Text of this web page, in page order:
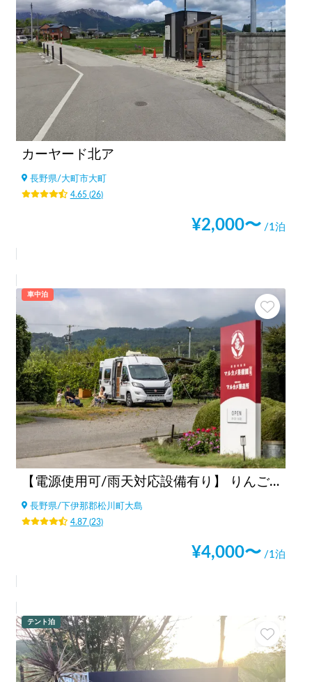
カーヤード北ア
長野県/大町市大町
4.65(26)
¥2,000〜 /1泊
車中泊
【電源使用可/雨天対応設備有り】 りんご焚火の駅 マルカメ果樹園
長野県/下伊那郡松川町大島
4.87(23)
¥4,000〜 /1泊
テント泊